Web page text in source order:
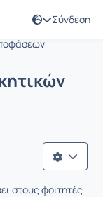
Σύνδεση
στους φοιτητές